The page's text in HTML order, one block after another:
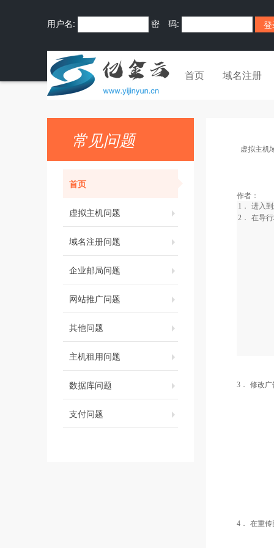
用户名: 密 码:
首页 域名注册
常见问题
首页
虚拟主机问题
域名注册问题
企业邮局问题
网站推广问题
其他问题
主机租用问题
数据库问题
支付问题
虚拟主机
作者：
1． 进入
2．
在导
3． 修改广
4． 在重传